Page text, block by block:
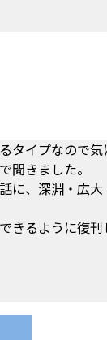
タイプなので気
聞きました。
に、深淵・広
きるように復刊